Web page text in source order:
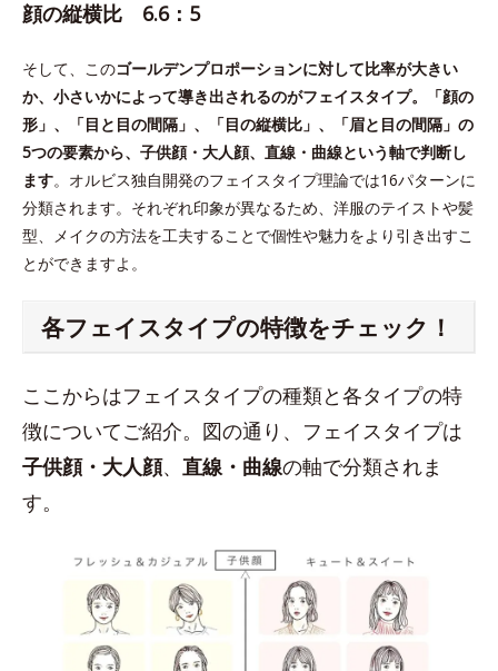
顔の縦横比 6.6：5
そして、このゴールデンプロポーションに対して比率が大きい
か、小さいかによって導き出されるのがフェイスタイプ。「顔の
形」、「目と目の間隔」、「目の縦横比」、「眉と目の間隔」の
5つの要素から、子供顔・大人顔、直線・曲線という軸で判断し
ます。オルビス独自開発のフェイスタイプ理論では16パターンに
分類されます。それぞれ印象が異なるため、洋服のテイストや髪
型、メイクの方法を工夫することで個性や魅力をより引き出すこ
とができますよ。
各フェイスタイプの特徴をチェック！
ここからはフェイスタイプの種類と各タイプの特
徴についてご紹介。図の通り、フェイスタイプは
子供顔・大人顔、 直線・曲線の軸で分類されま
す。